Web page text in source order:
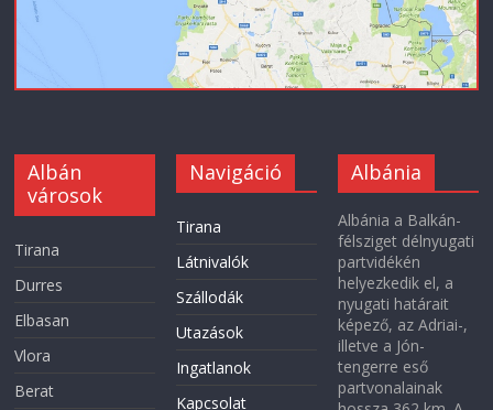
Albán
városok
Tirana
Durres
Elbasan
Vlora
Berat
Navigáció
Tirana
Látnivalók
Szállodák
Utazások
Ingatlanok
Kapcsolat
Albánia
Albánia a Balkán-
félsziget délnyugati
partvidékén
helyezkedik el, a
nyugati határait
képező, az Adriai-,
illetve a Jón-
tengerre eső
partvonalainak